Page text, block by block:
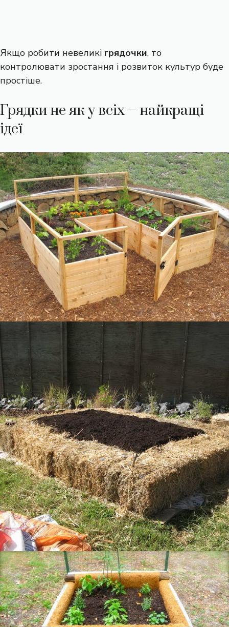
Якщо робити невеликі грядочки, то
контролювати зростання і розвиток культур буде
простіше.
Грядки не як у всіх – найкращі
ідеї